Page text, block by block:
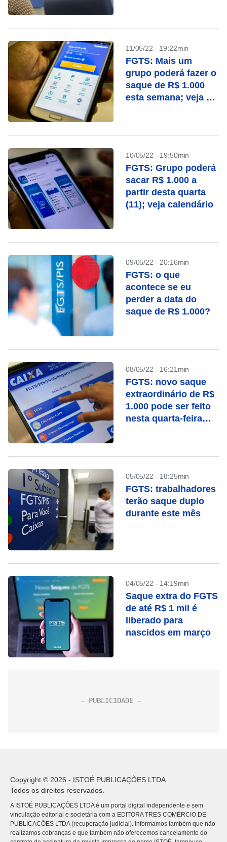
11/05/22 - 19:22min
FGTS: Mais um
grupo poderá fazer o
saque de R$ 1.000
esta semana; veja as
10/05/22 - 19:50min
FGTS: Grupo poderá
sacar R$ 1.000 a
partir desta quarta
(11); veja calendário
09/05/22 - 20:16min
FGTS: o que
acontece se eu
perder a data do
saque de R$ 1.000?
08/05/22 - 16:21min
FGTS: novo saque
extraordinário de R$
1.000 pode ser feito
nesta quarta-feira
05/05/22 - 18:25min
FGTS: trabalhadores
terão saque duplo
durante este mês
04/05/22 - 14:19min
Saque extra do FGTS
de até R$ 1 mil é
liberado para
nascidos em março
Copyright © 2026 - ISTOÉ PUBLICAÇÕES LTDA
Todos os direitos reservados.
A ISTOÉ PUBLICAÇÕES LTDA é um portal digital independente e sem
vinculação editorial e societária com a EDITORA TRES COMÉRCIO DE
PUBLICACÕES LTDA (recuperação judicial). Informamos também que não
realizamos cobranças e que também não oferecemos cancelamento do